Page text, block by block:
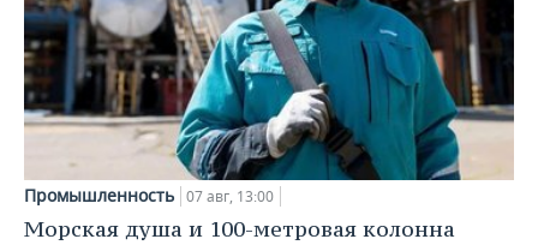
Промышленность 07 авг, 13:00
Морская душа и 100-метровая колонна